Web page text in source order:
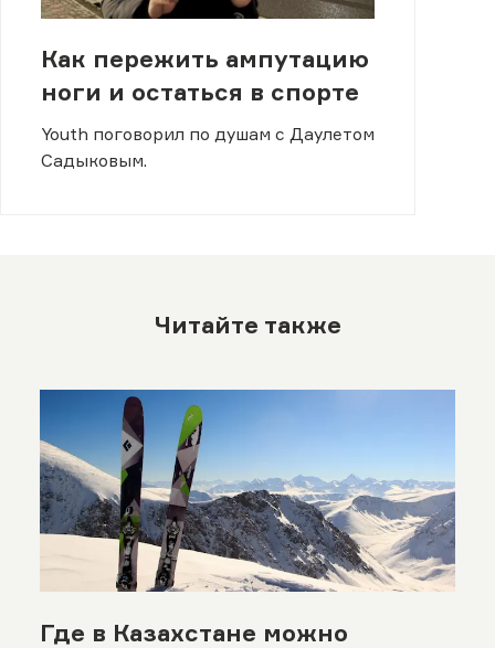
Как пережить ампутацию
ноги и остаться в спорте
Youth поговорил по душам с Даулетом
Садыковым.
Читайте также
Где в Казахстане можно